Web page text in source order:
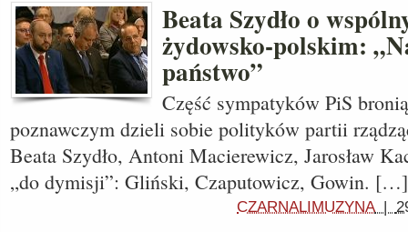
Beata Szydło o
żydowsko-polskim:
państwo”
Część sympatyków PiS
poznawczym dzieli sobie polityków partii
Beata Szydło, Antoni Macierewicz, Jarosław
„do dymisji”: Gliński, Czaputowicz, Gowin. […]
CZARNALIMUZYNA|